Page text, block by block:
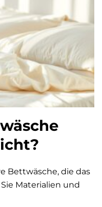
Bettwäsche, die das
Materialien und